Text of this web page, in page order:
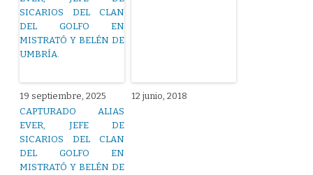
19 septiembre, 2025
CAPTURADO ALIAS
EVER, JEFE DE
SICARIOS DEL CLAN
DEL GOLFO EN
MISTRATÓ Y BELÉN DE
12 junio, 2018